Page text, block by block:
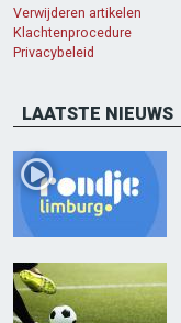
Verwijderen artikelen
Klachtenprocedure
Privacybeleid
LAATSTE NIEUWS